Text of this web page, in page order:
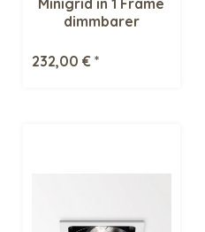
Minigrid in 1 Frame
dimmbarer
232,00 € *